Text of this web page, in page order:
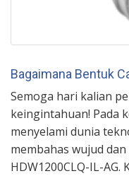
Bagaimana Bentuk
Semoga hari kalian
keingintahuan! Pada
menyelami dunia
membahas wujud
HDW1200CLQ-IL-